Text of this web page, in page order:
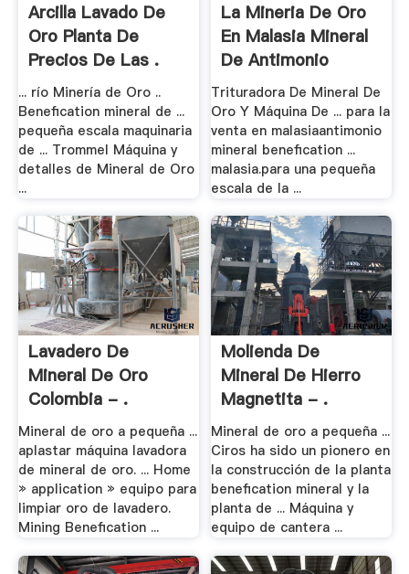
Arcilla Lavado De
Oro Planta De
Precios De Las .
... río Minería de Oro ..
Benefication mineral de ...
pequeña escala maquinaria
de ... Trommel Máquina y
detalles de Mineral de Oro
...
La Mineria De Oro
En Malasia Mineral
De Antimonio
Trituradora De Mineral De
Oro Y Máquina De ... para la
venta en malasiaantimonio
mineral benefication ...
malasia.para una pequeña
escala de la ...
Lavadero De
Mineral De Oro
Colombia - .
Mineral de oro a pequeña ...
aplastar máquina lavadora
de mineral de oro. ... Home
» application » equipo para
limpiar oro de lavadero.
Mining Benefication ...
Molienda De
Mineral De Hierro
Magnetita - .
Mineral de oro a pequeña ...
Ciros ha sido un pionero en
la construcción de la planta
benefication mineral y la
planta de ... Máquina y
equipo de cantera ...